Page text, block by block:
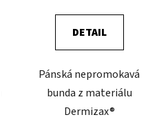
DETAIL
Pánská nepromokavá
bunda z materiálu
Dermizax®